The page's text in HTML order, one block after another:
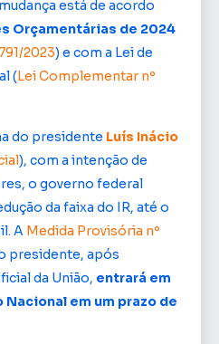
está de acordo
Orçamentárias de 2024
2023) e com a Lei de
(Lei Complementar nº
do presidente Luís Inácio
), com a intenção de
o governo federal
da faixa do IR, até o
A Medida Provisória nº
presidente, após
da União, entrará em
em um prazo de